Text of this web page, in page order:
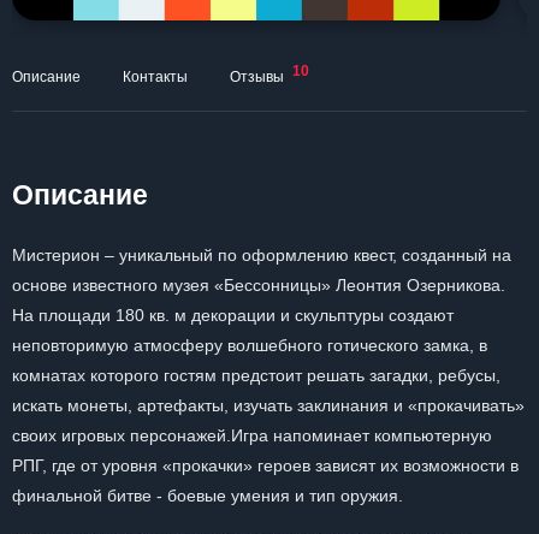
Описание Контакты Отзывы 10
Описание
Мистерион – уникальный по оформлению квест, созданный на
основе известного музея «Бессонницы» Леонтия Озерникова.
На площади 180 кв. м декорации и скульптуры создают
неповторимую атмосферу волшебного готического замка, в
комнатах которого гостям предстоит решать загадки, ребусы,
искать монеты, артефакты, изучать заклинания и «прокачивать»
своих игровых персонажей.Игра напоминает компьютерную
РПГ, где от уровня «прокачки» героев зависят их возможности в
финальной битве - боевые умения и тип оружия.